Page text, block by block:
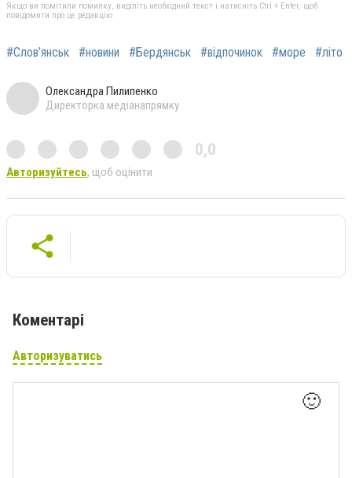
Якщо ви помітили помилку, виділіть необхідний текст і натисніть Ctrl + Enter, щоб
повідомити про це редакцію
#Слов’янськ #новини #Бердянськ #відпочинок #море #літо
Олександра Пилипенко
Директорка медіанапрямку
0,0
Авторизуйтесь, щоб оцінити
Коментарі
Авторизуватись
🙂